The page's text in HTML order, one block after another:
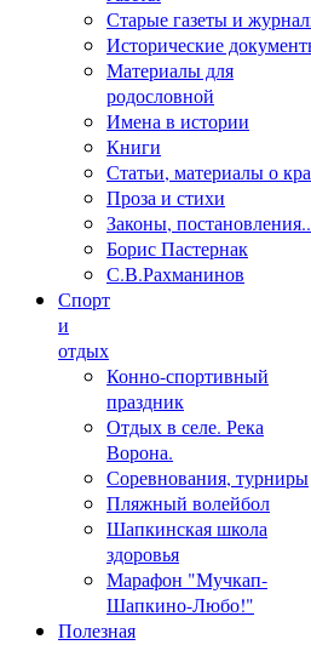
Старые газеты и
Исторические
Материалы для
родословной
Имена в истории
Книги
Статьи, материалы о
Проза и стихи
Законы,
Борис Пастернак
С.В.Рахманинов
Спорт
и
отдых
Конно-спортивный
праздник
Отдых в селе. Река
Ворона.
Соревнования, турниры
Пляжный волейбол
Шапкинская школа
здоровья
Марафон "Мучкап-
Шапкино-Любо!"
Полезная